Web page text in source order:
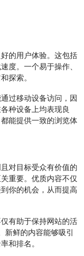
的用户体验。这包括
度。一个易于操作、
探索。
过移动设备访问，因
种设备上均表现良
能提供一致的浏览体
对目标受众有价值的
重要。优质内容不仅
你的机会，从而提高
有助于保持网站的活
新鲜的内容能够吸引
和排名。